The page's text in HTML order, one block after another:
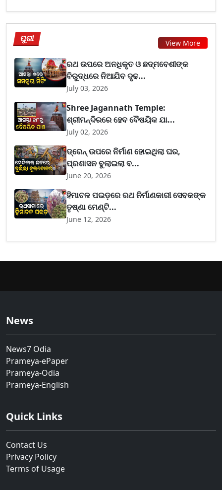
ପୁରୀ View More
ରଥ ଉପରେ ଅନଧିକୃତ ଓ ଛଦ୍ମବେଶୀଙ୍କ
ବିରୁଦ୍ଧରେ ନିଆଯିବ ଦୃଢ...
July 03, 2026
Shree Jagannath Temple:
ଶ୍ରୀମନ୍ଦିରରେ ହେବ ବୈଷୟିକ ଯା...
July 02, 2026
ଡ୍ରେନ୍ ଉପରେ ନିର୍ମାଣ ହୋଇଥିଲା ଘର,
ପ୍ରଶାସନ ବୁଲାଇଲା ବ...
June 20, 2026
ହିମାଚଳ ପଇଡ଼ରେ ରଥ ନିର୍ମାଣକାରୀ ସେବକଙ୍କ
ତୃଷ୍ଣା ମେଣ୍ଟି...
June 12, 2026
News
News7 Odia
Prameya-ePaper
Prameya-Odia
Prameya-English
Quick Links
Contact Us
Privacy Policy
Terms of Usage